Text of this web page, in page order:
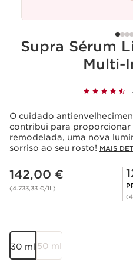
Supra Sérum
Multi-
O cuidado
contribui para proporcionar
remodelada, uma nova
sorriso ao seu rosto! MAIS
Preço atual 142,00 €
142,00 €
(4.733,33 €/1L)
Preço Club
30 ml 50 ml